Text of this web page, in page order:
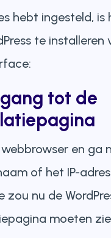
hebt ingesteld, is
te installeren
tot de
en ga
of het IP-
zou nu de
moeten